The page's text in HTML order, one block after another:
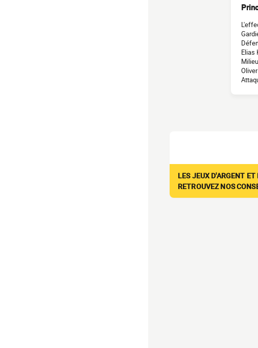
Elias
LES JEUX D'ARGENT
RETROUVEZ NOS